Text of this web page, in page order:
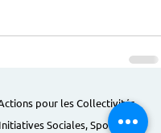
pour les Collectivités
Sociales, Sportives,